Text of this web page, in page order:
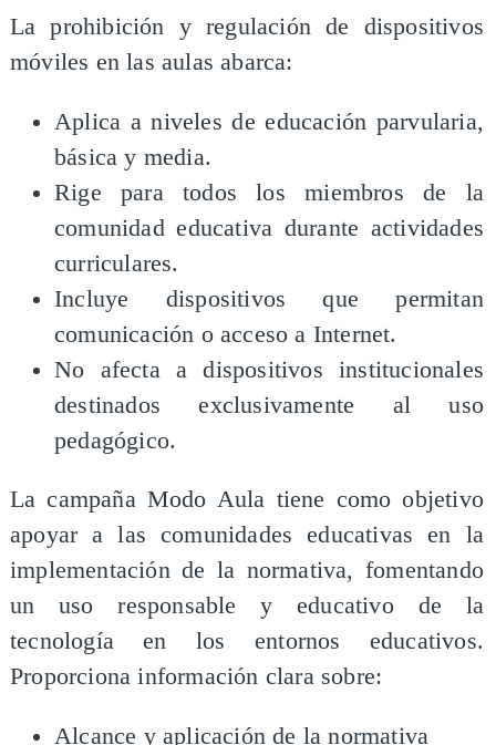
La prohibición y regulación de dispositivos
móviles en las aulas abarca:
Aplica a niveles de educación parvularia,
básica y media.
Rige para todos los miembros de la
comunidad educativa durante actividades
curriculares.
Incluye dispositivos que permitan
comunicación o acceso a Internet.
No afecta a dispositivos institucionales
destinados exclusivamente al uso
pedagógico.
La campaña Modo Aula tiene como objetivo
apoyar a las comunidades educativas en la
implementación de la normativa, fomentando
un uso responsable y educativo de la
tecnología en los entornos educativos.
Proporciona información clara sobre:
Alcance y aplicación de la normativa